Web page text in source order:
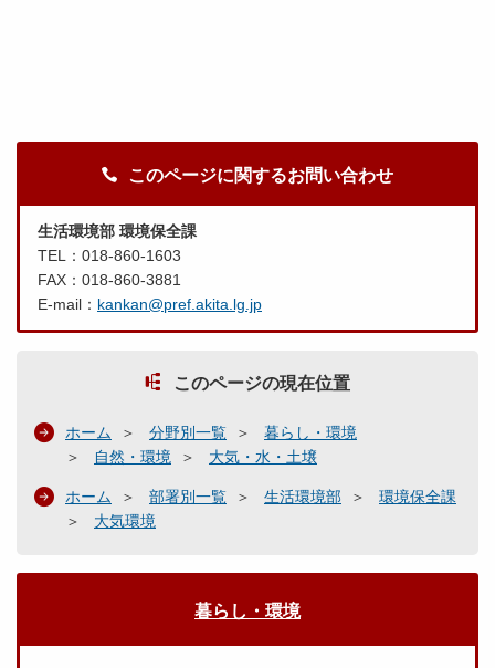
このページに関するお問い合わせ
生活環境部 環境保全課
TEL：018-860-1603
FAX：018-860-3881
E-mail： kankan@pref.akita.lg.jp
このページの現在位置
ホーム 分野別一覧
暮らし・環境
自然・環境
大気・水・土壌
ホーム 部署別一覧 生活環境部
環境保全課
大気環境
暮らし・環境